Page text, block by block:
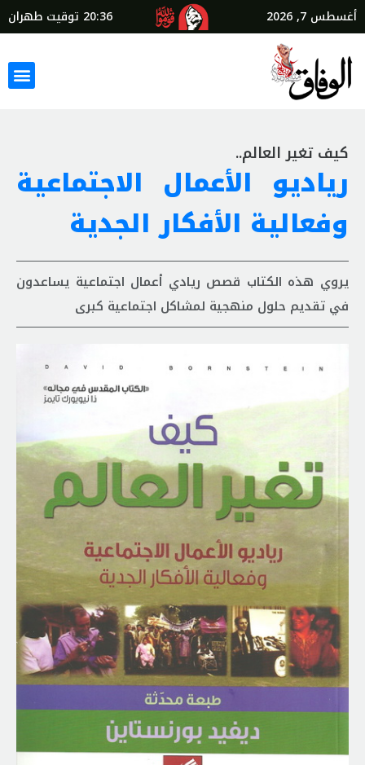
أغسطس 7, 2026 20:36 توقيت طهران
كيف تغير العالم..
رياديو الأعمال الاجتماعية
وفعالية الأفكار الجدية
يروي هذه الكتاب قصص ريادي أعمال اجتماعية يساعدون
في تقديم حلول منهجية لمشاكل اجتماعية كبرى